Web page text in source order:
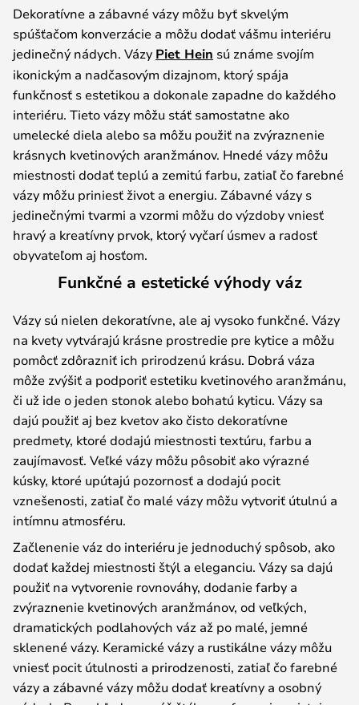
Dekoratívne a zábavné vázy môžu byť skvelým
spúšťačom konverzácie a môžu dodať vášmu interiéru
jedinečný nádych. Vázy Piet Hein sú známe svojím
ikonickým a nadčasovým dizajnom, ktorý spája
funkčnosť s estetikou a dokonale zapadne do každého
interiéru. Tieto vázy môžu stáť samostatne ako
umelecké diela alebo sa môžu použiť na zvýraznenie
krásnych kvetinových aranžmánov. Hnedé vázy môžu
miestnosti dodať teplú a zemitú farbu, zatiaľ čo farebné
vázy môžu priniesť život a energiu. Zábavné vázy s
jedinečnými tvarmi a vzormi môžu do výzdoby vniesť
hravý a kreatívny prvok, ktorý vyčarí úsmev a radosť
obyvateľom aj hosťom.
Funkčné a estetické výhody váz
Vázy sú nielen dekoratívne, ale aj vysoko funkčné. Vázy
na kvety vytvárajú krásne prostredie pre kytice a môžu
pomôcť zdôrazniť ich prirodzenú krásu. Dobrá váza
môže zvýšiť a podporiť estetiku kvetinového aranžmánu,
či už ide o jeden stonok alebo bohatú kyticu. Vázy sa
dajú použiť aj bez kvetov ako čisto dekoratívne
predmety, ktoré dodajú miestnosti textúru, farbu a
zaujímavosť. Veľké vázy môžu pôsobiť ako výrazné
kúsky, ktoré upútajú pozornosť a dodajú pocit
vznešenosti, zatiaľ čo malé vázy môžu vytvoriť útulnú a
intímnu atmosféru.
Začlenenie váz do interiéru je jednoduchý spôsob, ako
dodať každej miestnosti štýl a eleganciu. Vázy sa dajú
použiť na vytvorenie rovnováhy, dodanie farby a
zvýraznenie kvetinových aranžmánov, od veľkých,
dramatických podlahových váz až po malé, jemné
sklenené vázy. Keramické vázy a rustikálne vázy môžu
vniesť pocit útulnosti a prirodzenosti, zatiaľ čo farebné
vázy a zábavné vázy môžu dodať kreatívny a osobný